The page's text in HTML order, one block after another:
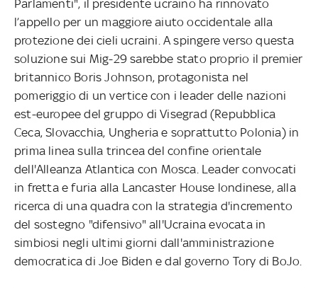
Parlamenti", il presidente ucraino ha rinnovato
l’appello per un maggiore aiuto occidentale alla
protezione dei cieli ucraini. A spingere verso questa
soluzione sui Mig-29 sarebbe stato proprio il premier
britannico Boris Johnson, protagonista nel
pomeriggio di un vertice con i leader delle nazioni
est-europee del gruppo di Visegrad (Repubblica
Ceca, Slovacchia, Ungheria e soprattutto Polonia) in
prima linea sulla trincea del confine orientale
dell'Alleanza Atlantica con Mosca. Leader convocati
in fretta e furia alla Lancaster House londinese, alla
ricerca di una quadra con la strategia d'incremento
del sostegno "difensivo" all'Ucraina evocata in
simbiosi negli ultimi giorni dall'amministrazione
democratica di Joe Biden e dal governo Tory di BoJo.